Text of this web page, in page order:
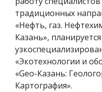
традиционных
«Нефть, газ.
Казань»,
«Экотехнологии и
«Geo-Казань:
Картография».